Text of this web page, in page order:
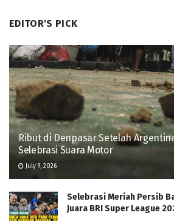
EDITOR'S PICK
Ribut di Denpasar Setelah
Selebrasi Suara Motor
July 9, 2026
Selebrasi Meriah Persib
Juara BRI Super League